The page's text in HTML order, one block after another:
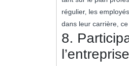
régulier, les
dans leur carrière, ce
8.